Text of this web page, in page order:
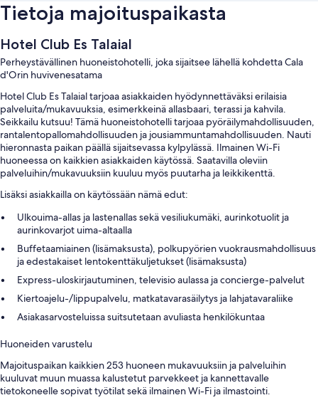
Tietoja majoituspaikasta
Hotel Club Es Talaial
Perheystävällinen huoneistohotelli, joka sijaitsee lähellä kohdetta Cala
d'Orin huvivenesatama
Hotel Club Es Talaial tarjoaa asiakkaiden hyödynnettäväksi erilaisia
palveluita/mukavuuksia, esimerkkeinä allasbaari, terassi ja kahvila.
Seikkailu kutsuu! Tämä huoneistohotelli tarjoaa pyöräilymahdollisuuden,
rantalentopallomahdollisuuden ja jousiammuntamahdollisuuden. Nauti
hieronnasta paikan päällä sijaitsevassa kylpylässä. Ilmainen Wi-Fi
huoneessa on kaikkien asiakkaiden käytössä. Saatavilla oleviin
palveluihin/mukavuuksiin kuuluu myös puutarha ja leikkikenttä.
Lisäksi asiakkailla on käytössään nämä edut:
Ulkouima-allas ja lastenallas sekä vesiliukumäki, aurinkotuolit ja
aurinkovarjot uima-altaalla
Buffetaamiainen (lisämaksusta), polkupyörien vuokrausmahdollisuus
ja edestakaiset lentokenttäkuljetukset (lisämaksusta)
Express-uloskirjautuminen, televisio aulassa ja concierge-palvelut
Kiertoajelu-/lippupalvelu, matkatavarasäilytys ja lahjatavaraliike
Asiakasarvosteluissa suitsutetaan avuliasta henkilökuntaa
Huoneiden varustelu
Majoituspaikan kaikkien 253 huoneen mukavuuksiin ja palveluihin
kuuluvat muun muassa kalustetut parvekkeet ja kannettavalle
tietokoneelle sopivat työtilat sekä ilmainen Wi-Fi ja ilmastointi.